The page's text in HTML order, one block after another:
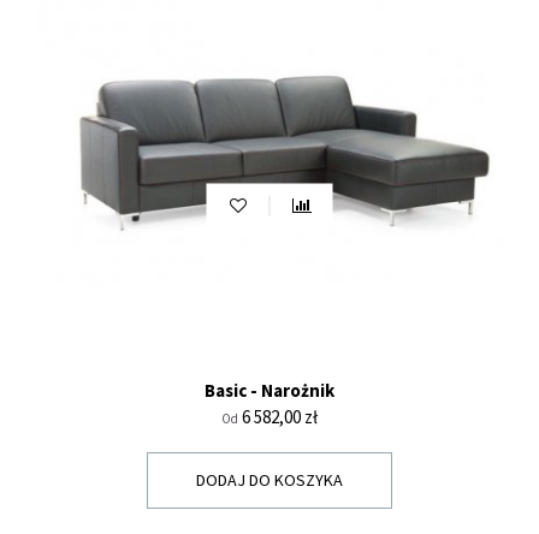
Basic - Narożnik
Od Cena
6 582,00 zł
DODAJ DO KOSZYKA